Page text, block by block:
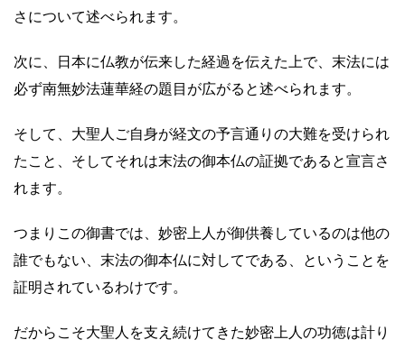
さについて述べられます。
次に、日本に仏教が伝来した経過を伝えた上で、末法には
必ず南無妙法蓮華経の題目が広がると述べられます。
そして、大聖人ご自身が経文の予言通りの大難を受けられ
たこと、そしてそれは末法の御本仏の証拠であると宣言さ
れます。
つまりこの御書では、妙密上人が御供養しているのは他の
誰でもない、末法の御本仏に対してである、ということを
証明されているわけです。
だからこそ大聖人を支え続けてきた妙密上人の功徳は計り